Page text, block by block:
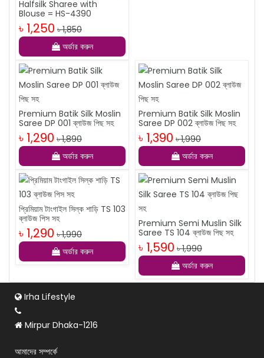
Halfsilk Sharee with
Blouse = HS-4390
৳ 1,250 ৳ 1,850
অর্ডার করুন
Premium Batik Silk Moslin
Saree DP 001 ব্লাউজ পিছ সহ
৳ 1,290 ৳ 1,890
অর্ডার করুন
Premium Batik Silk Moslin
Saree DP 002 ব্লাউজ পিছ সহ
৳ 1,390 ৳ 1,990
অর্ডার করুন
প্রিমিয়াম টাংগাইল সিল্ক শাড়ি TS 103
ব্লাউজ পিস সহ
৳ 1,290 ৳ 1,990
অর্ডার করুন
Premium Semi Muslin Silk
Saree TS 104 ব্লাউজ পিছ সহ
৳ 1,590 ৳ 1,990
অর্ডার করুন
Irha Lifestyle
Mirpur Dhaka-1216
আমাদের সম্পর্কে